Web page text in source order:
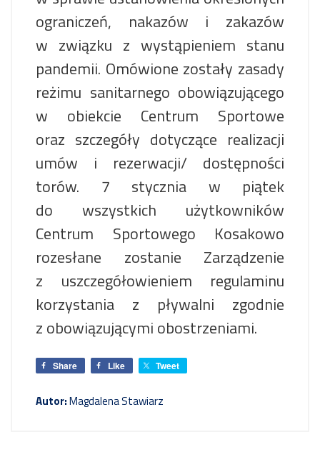
ograniczeń, nakazów i zakazów
w związku z wystąpieniem stanu
pandemii. Omówione zostały zasady
reżimu sanitarnego obowiązującego
w obiekcie Centrum Sportowe
oraz szczegóły dotyczące realizacji
umów i rezerwacji/ dostępności
torów. 7 stycznia w piątek
do wszystkich użytkowników
Centrum Sportowego Kosakowo
rozesłane zostanie Zarządzenie
z uszczegółowieniem regulaminu
korzystania z pływalni zgodnie
z obowiązującymi obostrzeniami.
Share Like Tweet
Autor:Magdalena Stawiarz